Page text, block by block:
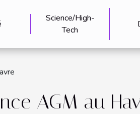
Science/High-
Tech
AGM au